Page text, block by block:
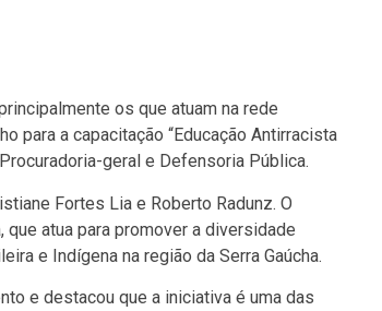
os que atuam na rede
para a capacitação “Educação Antirracista
geral e Defensoria Pública.
Fortes Lia e Roberto Radunz. O
atua para promover a diversidade
e Indígena na região da Serra Gaúcha.
e destacou que a iniciativa é uma das